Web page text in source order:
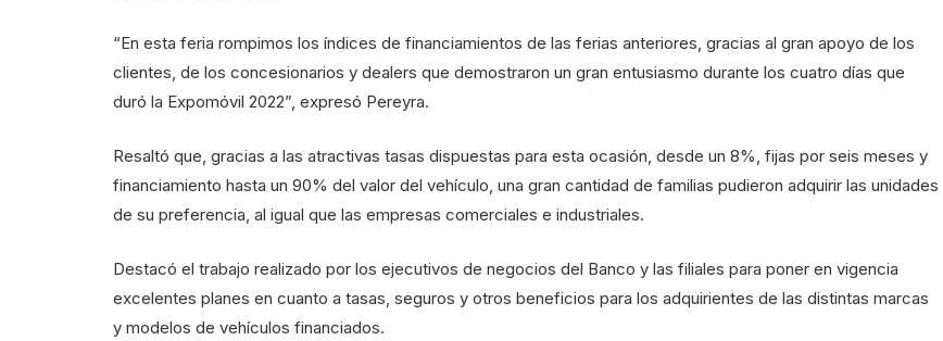
“En esta feria rompimos los índices de financiamientos de las ferias anteriores, gracias al gran apoyo de los
clientes, de los concesionarios y dealers que demostraron un gran entusiasmo durante los cuatro días que
duró la Expomóvil 2022”, expresó Pereyra.
Resaltó que, gracias a las atractivas tasas dispuestas para esta ocasión, desde un 8%, fijas por seis meses y
financiamiento hasta un 90% del valor del vehículo, una gran cantidad de familias pudieron adquirir las unidades
de su preferencia, al igual que las empresas comerciales e industriales.
Destacó el trabajo realizado por los ejecutivos de negocios del Banco y las filiales para poner en vigencia
excelentes planes en cuanto a tasas, seguros y otros beneficios para los adquirientes de las distintas marcas
y modelos de vehículos financiados.